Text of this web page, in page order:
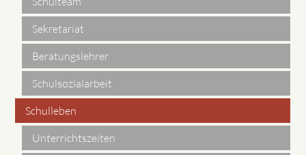
Sekretariat
Beratungslehrer
Schulsozialarbeit
Schulleben
Unterrichtszeiten